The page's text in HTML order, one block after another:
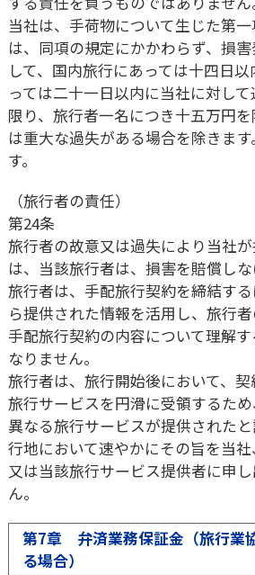
当社は、手荷物について生じた第
は、同項の規定にかかわらず、損
して、国内旅行にあっては十四日
っては二十一日以内に当社に対し
限り、旅行者一名につき十五万円
は重大な過失がある場合を除きま
す。
（旅行者の責任）
第24条
旅行者の故意又は過失により当社
は、当該旅行者は、損害を賠償しな
旅行者は、手配旅行契約を締結す
ら提供された情報を活用し、旅行
手配旅行契約の内容について理解
なりません。
旅行者は、旅行開始後において、
旅行サービスを円滑に受領するた
異なる旅行サービスが提供された
行地において速やかにその旨を当
又は当該旅行サービス提供者に申
ん。
第7章 弁済業務保証金（旅行業
る場合）